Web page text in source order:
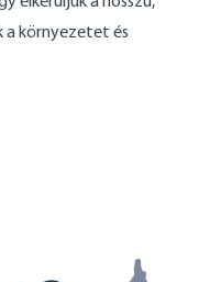
a környezetet és